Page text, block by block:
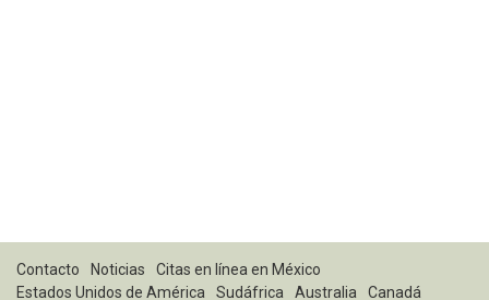
Contacto Noticias
Citas en línea en México
Estados Unidos de América
Sudáfrica Australia Canadá